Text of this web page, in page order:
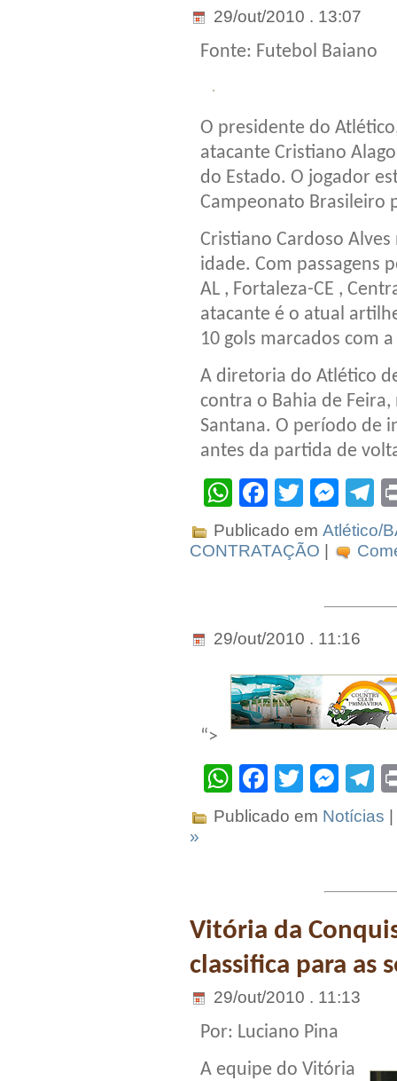
29/out/2010 . 13:07
Fonte: Futebol Baiano
O presidente do
atacante Cristiano
do Estado. O jogador
Campeonato Brasileiro
Cristiano Cardoso
idade. Com passagens
AL , Fortaleza-CE ,
atacante é o atual
10 gols marcados com
A diretoria do Atlético
contra o Bahia de
Santana. O período de
antes da partida de
WhatsApp
Facebook
Twitter
Publicado em Atlético/
CONTRATAÇÃO |
29/out/2010 . 11:16
“>
WhatsApp
Facebook
Twitter
Publicado em Notícias
»
Vitória da
classifica para as
29/out/2010 . 11:13
Por: Luciano Pina
A equipe do Vitória